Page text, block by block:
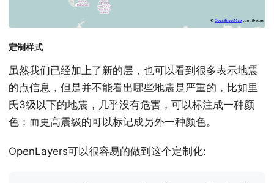
定制样式
虽然我们已经加上了新的层，也可以看到很多表示地震
的点信息，但是并不能看出哪些地震是严重的，比如里
氏3级以下的地震，几乎没有危害，可以标注成一种颜
色；而更高震级的可以标记成另外一种颜色。
OpenLayers可以很容易的做到这个定制化: